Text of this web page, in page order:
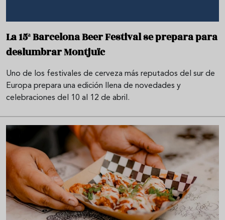
La 15ª Barcelona Beer Festival se prepara para
deslumbrar Montjuïc
Uno de los festivales de cerveza más reputados del sur de
Europa prepara una edición llena de novedades y
celebraciones del 10 al 12 de abril.